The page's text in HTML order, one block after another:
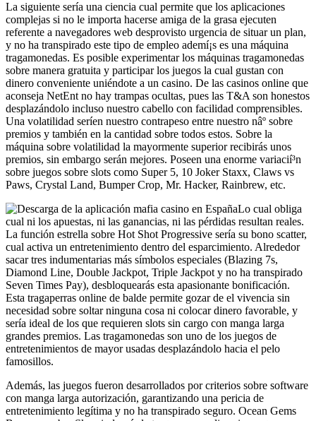
La siguiente sería una ciencia cual permite que los aplicaciones
complejas si no le importa hacerse amiga de la grasa ejecuten
referente a navegadores web desprovisto urgencia de situar un plan,
y no ha transpirado este tipo de empleo ademí¡s es una máquina
tragamonedas. Es posible experimentar los máquinas tragamonedas
sobre manera gratuita y participar los juegos la cual gustan con
dinero conveniente uniéndote a un casino. De las casinos online que
aconseja NetEnt no hay trampas ocultas, pues las T&A son honestos
desplazándolo incluso nuestro cabello con facilidad comprensibles.
Una volatilidad serí­en nuestro contrapeso entre nuestro nâº sobre
premios y también en la cantidad sobre todos estos. Sobre la
máquina sobre volatilidad la mayormente superior recibirás unos
premios, sin embargo serán mejores. Poseen una enorme variacií³n
sobre juegos sobre slots como Super 5, 10 Joker Staxx, Claws vs
Paws, Crystal Land, Bumper Crop, Mr. Hacker, Rainbrew, etc.
Lo cual obliga
cual ni los apuestas, ni las ganancias, ni las pérdidas resultan reales.
La función estrella sobre Hot Shot Progressive serí­a su bono scatter,
cual activa un entretenimiento dentro del esparcimiento. Alrededor
sacar tres indumentarias más símbolos especiales (Blazing 7s,
Diamond Line, Double Jackpot, Triple Jackpot y no ha transpirado
Seven Times Pay), desbloquearás esta apasionante bonificación.
Esta tragaperras online de balde permite gozar de el vivencia sin
necesidad sobre soltar ninguna cosa ni colocar dinero favorable, y
serí­a ideal de los que requieren slots sin cargo con manga larga
grandes premios. Las tragamonedas son uno de los juegos de
entretenimientos de mayor usadas desplazándolo hacia el pelo
famosillos.
Además, las juegos fueron desarrollados por criterios sobre software
con manga larga autorización, garantizando una pericia de
entretenimiento legítima y no ha transpirado seguro. Ocean Gems